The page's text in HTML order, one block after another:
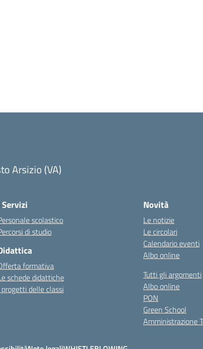
Arsizio (VA)
Servizi
scolastico
di studio
formativa
schede didattiche
progetti delle classi
Novità
Le notizie
Le circolari
Calendario eventi
Albo online
Tutti gli argomenti
Albo online
PON
Green School
Amministrazione